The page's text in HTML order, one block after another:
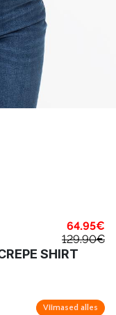
64.95€
129.90€
SHIRT
Viimased alles